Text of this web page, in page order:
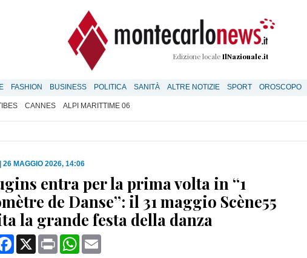
Edizione locale IlNazionale.it
FASHION BUSINESS POLITICA SANITÀ ALTRE NOTIZIE SPORT OROSCOPO
CANNES ALPI MARITTIME 06
26 MAGGIO 2026, 14:06
entra per la prima volta in “1
de Danse”: il 31 maggio Scène55
la grande festa della danza
Facebook
X Print WhatsApp